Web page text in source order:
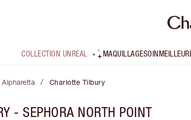
COLLECTION UNREAL MAQUILLAGESOIN
Alpharetta / Charlotte Tilbury
- SEPHORA NORTH POINT